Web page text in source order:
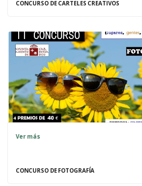
CONCURSO DE CARTELES CREATIVOS
Ver más
CONCURSO DE FOTOGRAFÍA